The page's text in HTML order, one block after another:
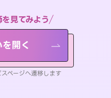
見てみよう
開く
ページへ遷移します